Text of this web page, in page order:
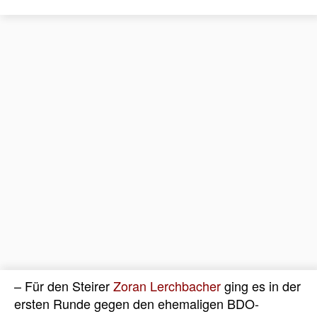
– Für den SteirerZoran Lerchbacherging es in der
ersten Runde gegen den ehemaligen BDO-